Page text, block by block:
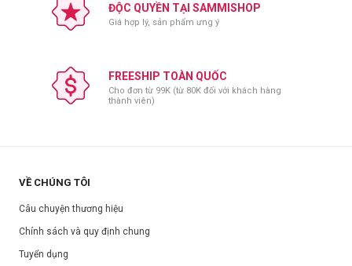
Bước 2: Làm ướt da mặt với nước sạch.
Bước 3: Lấy dung dịch trong gói khăn, tạo bọt và xoa nhẹ lên mặt
Bước 4: Rửa lại mặt với nước sạch.
Bước 5: Giặt lại khăn và lau khô mặt.
Đóng nắp sau khi sử dụng
Thông số sản phẩm:
Thương hiệu:DÉ SEE
Xuất xứ:
ĐỘC QUYỀN TẠI SAMMISHOP
Giá hợp lý, sản phẩm ưng ý
FREESHIP TOÀN QUỐC
Cho đơn từ 99K (từ 80K đối với khách hàng
thành viên)
VỀ CHÚNG TÔI
Câu chuyện thương hiệu
Chính sách và quy định chung
Tuyển dụng